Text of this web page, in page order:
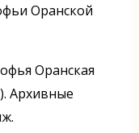
Оранской
Оранская
Архивные